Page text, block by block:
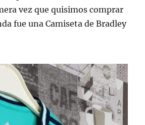
vez que quisimos comprar
fue una Camiseta de Bradley